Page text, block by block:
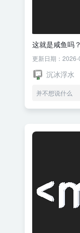
这就是咸鱼吗
更新日期：2026-
沉冰浮水
并不想说什么